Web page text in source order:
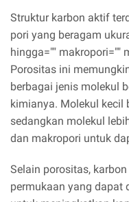
Struktur karbon aktif
pori yang beragam
hingga="" makropori=""
Porositas ini
berbagai jenis molekul
kimianya. Molekul kecil
sedangkan molekul
dan makropori untuk
Selain porositas,
permukaan yang